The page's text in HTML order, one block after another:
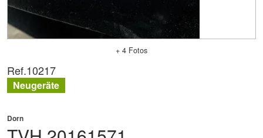
+ 4 Fotos
Dorn
Ref.10217
Neugeräte